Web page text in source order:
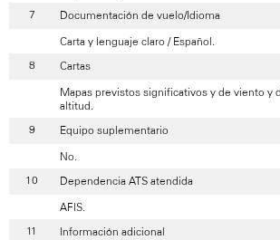
Documentación de vuelo/Idioma
Carta y lenguaje claro / Español.
Cartas
Mapas previstos significativos y de viento y
altitud.
Equipo suplementario
No.
Dependencia ATS atendida
AFIS.
Información adicional